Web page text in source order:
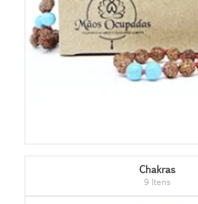
Chakras
9 Itens